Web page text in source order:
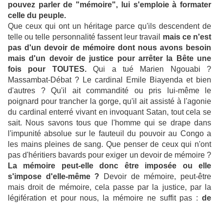
pouvez parler de "mémoire", lui s'emploie à formater
celle du peuple.
Que ceux qui ont un héritage parce qu'ils descendent de
telle ou telle personnalité fassent leur travail mais ce n'est
pas d'un devoir de mémoire dont nous avons besoin
mais d'un devoir de justice pour arrêter la Bête une
fois pour TOUTES.Qui a tué Marien Ngouabi ?
Massambat-Débat ? Le cardinal Emile Biayenda et bien
d'autres ? Qu'il ait commandité ou pris lui-même le
poignard pour trancher la gorge, qu'il ait assisté à l'agonie
du cardinal enterré vivant en invoquant Satan, tout cela se
sait. Nous savons tous que l'homme qui se drape dans
l'impunité absolue sur le fauteuil du pouvoir au Congo a
les mains pleines de sang. Que penser de ceux qui n'ont
pas d'héritiers bavards pour exiger un devoir de mémoire ?
La mémoire peut-elle donc être imposée ou elle
s'impose d'elle-même ? Devoir de mémoire, peut-être
mais droit de mémoire, cela passe par la justice, par la
légifération et pour nous, la mémoire ne suffit pas : de